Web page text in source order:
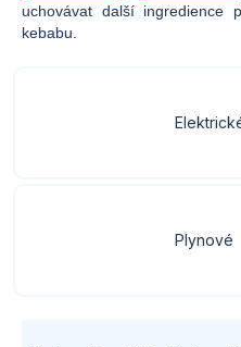
uchovávat další ingredience
kebabu.
Plynové